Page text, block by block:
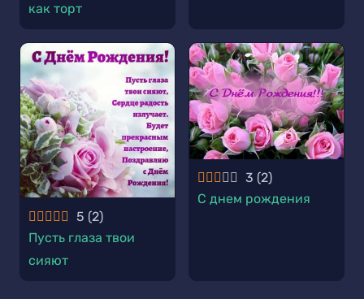
как торт
5 (2)
Пусть глаза твои
сияют
3 (2)
С днем рождения